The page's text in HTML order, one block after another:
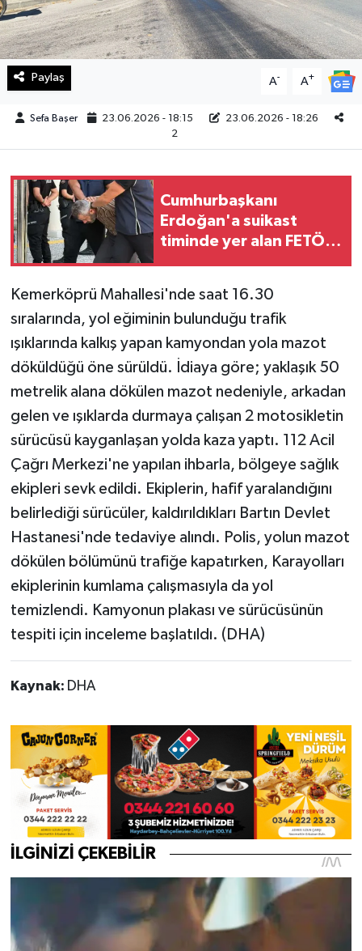
Paylaş A- A+
Sefa Başer 23.06.2026 - 18:15
23.06.2026 - 18:26
2
Cumhurbaşkanı
Erdoğan'a suikast
timinde yer alan FETÖ
Kemerköprü Mahallesi'nde saat 16.30
sıralarında, yol eğiminin bulunduğu trafik
ışıklarında kalkış yapan kamyondan yola mazot
döküldüğü öne sürüldü. İdiaya göre; yaklaşık 50
metrelik alana dökülen mazot nedeniyle, arkadan
gelen ve ışıklarda durmaya çalışan 2 motosikletin
sürücüsü kayganlaşan yolda kaza yaptı. 112 Acil
Çağrı Merkezi'ne yapılan ihbarla, bölgeye sağlık
ekipleri sevk edildi. Ekiplerin, hafif yaralandığını
belirlediği sürücüler, kaldırıldıkları Bartın Devlet
Hastanesi'nde tedaviye alındı. Polis, yolun mazot
dökülen bölümünü trafiğe kapatırken, Karayolları
ekiplerinin kumlama çalışmasıyla da yol
temizlendi. Kamyonun plakası ve sürücüsünün
tespiti için inceleme başlatıldı. (DHA)
Kaynak: DHA
Resmi İlan
Sağlık
Spor
Teknoloji
Yaşam